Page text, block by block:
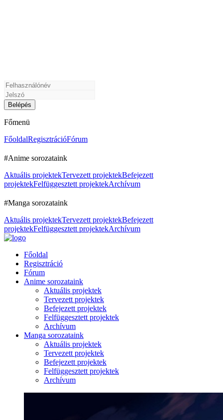
Főmenü
FőoldalRegisztrációFórum
#Anime sorozataink
Aktuális projektekTervezett projektekBefejezett
projektekFelfüggesztett projektekArchívum
#Manga sorozataink
Aktuális projektekTervezett projektekBefejezett
projektekFelfüggesztett projektekArchívum
Főoldal
Regisztráció
Fórum
Anime sorozataink
Aktuális projektek
Tervezett projektek
Befejezett projektek
Felfüggesztett projektek
Archívum
Manga sorozataink
Aktuális projektek
Tervezett projektek
Befejezett projektek
Felfüggesztett projektek
Archívum